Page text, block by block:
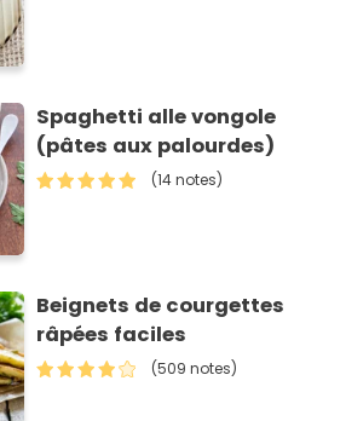
Spaghetti alle vongole
(pâtes aux palourdes)
(14 notes)
Beignets de courgettes
râpées faciles
(509 notes)